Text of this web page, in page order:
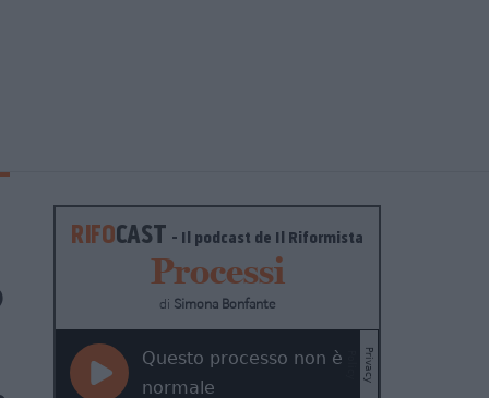
RIFOCAST - Il podcast de Il Riformista
Processi
di Simona Bonfante